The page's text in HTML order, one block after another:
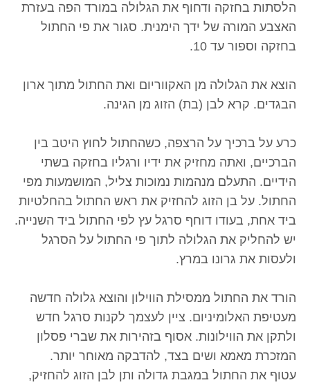
הלסתות בחזקה ודחוף את הגלולה במורד הפה בעזרת
האצבע המורה של ידך הימנית. סגור את פי החתול
בחזקה וספור עד 10.
הוצא את הגלולה מן האקווריום ואת החתול מתוך ארון
הבגדים. קרא לבן (בת) הזוג מן הגינה.
כרע על ברכיך על הרצפה, כשהחתול לחוץ היטב בין
הברכיים, ואתה מחזיק את ידיו ורגליו בחזקה בשתי
הידיים. התעלם מנהמות נמוכות צליל, המושמעות מפי
החתול. על בן הזוג להחזיק את ראש החתול בהחלטיות
ביד אחת, בעודו דוחף סרגל עץ לפי החתול ביד השנייה.
יש להחליק את הגלולה לתוך פי החתול על הסרגל
ולעסות את גרונו במרץ.
הורד את החתול ממסילת הווילון והוצא גלולה חדשה
מעטיפת האלומיניום. ציין לעצמך לקנות סרגל חדש
ולתקן את הווילונות. אסוף בזהירות את שברי פסלון
המזכרת מאמא ושים בצד, להדבקה מאוחר יותר.
עטוף את החתול במגבת גדולה ותן לבן הזוג להחזיק,